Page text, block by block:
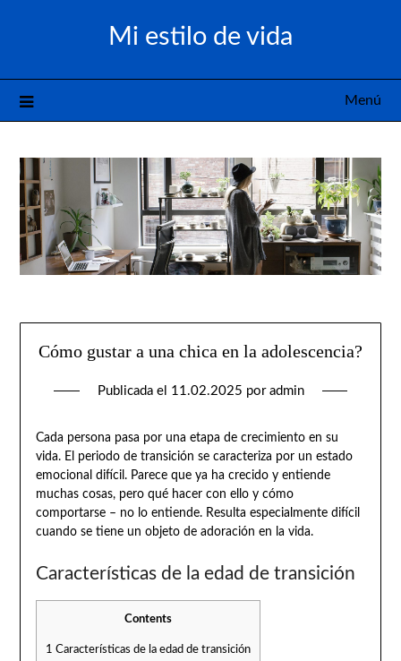
Mi estilo de vida
Menú
Cómo gustar a una chica en la adolescencia?
Publicada el 11.02.2025 por admin
Cada persona pasa por una etapa de crecimiento en su
vida. El periodo de transición se caracteriza por un estado
emocional difícil. Parece que ya ha crecido y entiende
muchas cosas, pero qué hacer con ello y cómo
comportarse – no lo entiende. Resulta especialmente difícil
cuando se tiene un objeto de adoración en la vida.
Características de la edad de transición
Contents
1 Características de la edad de transición